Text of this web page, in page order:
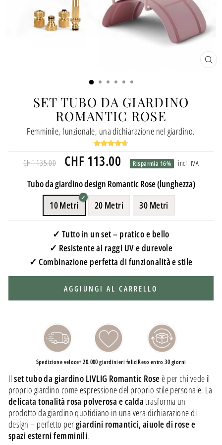
SET TUBO DA GIARDINO
ROMANTIC ROSE
Femminile, funzionale, una dichiarazione nel giardino.
Prezzo
normale
CHF 135.00
Prezzo
speciale
CHF 113.00 Risparmia 16% incl. IVA
Tubo da giardino design Romantic Rose (lunghezza)
10 Metri
20 Metri 30 Metri
✓ Tutto in un set – pratico e bello
✓ Resistente ai raggi UV e durevole
✓ Combinazione perfetta di funzionalità e stile
AGGIUNGI AL CARRELLO
Spedizione veloce+ 20.000 giardinieri feliciReso entro 30 giorni
Ilset tubo da giardino LIVLIG Romantic Roseè per chi vede il
proprio giardino come espressione del proprio stile personale. La
delicata tonalità rosa polverosa e caldatrasforma un
prodotto da giardino quotidiano in una vera dichiarazione di
design – perfetto pergiardini romantici, aiuole di rose e
spazi esterni femminili.